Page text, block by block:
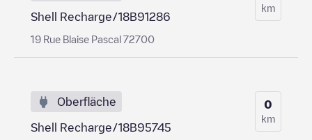
Shell Recharge/18B91286
19 Rue Blaise Pascal 72700
km
Oberfläche
Shell Recharge/18B95745
0
km